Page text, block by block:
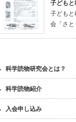
子ども
子どもと
会「さ
科学読物研究会とは？
科学読物紹介
入会申し込み